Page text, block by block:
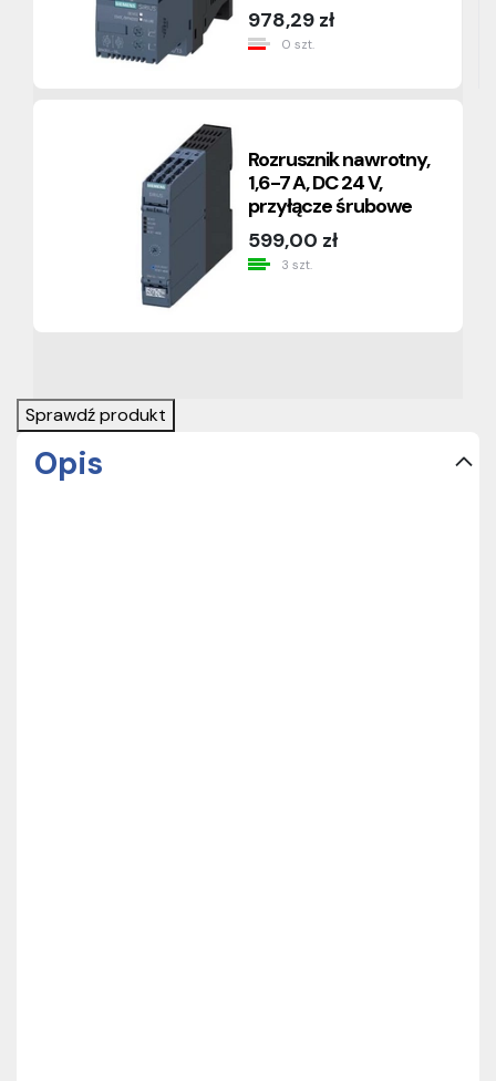
0 szt.
978,29 zł
Rozrusznik nawrotny,
1,6-7 A, DC 24 V,
przyłącze śrubowe
3 szt.
599,00 zł
Sprawdź produkt
Opis